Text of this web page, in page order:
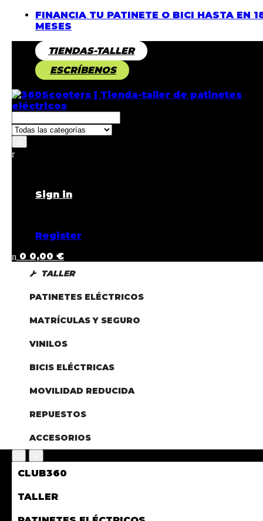
FINANCIA TU PATINETE O BICI HASTA EN
MESES
TIENDAS-TALLER
ESCRÍBENOS
Sign in
Register
0 0,00 €
TALLER
PATINETES ELÉCTRICOS
MATRÍCULAS Y SEGURO
VINILOS
BICIS ELÉCTRICAS
MOVILIDAD REDUCIDA
REPUESTOS
ACCESORIOS
CLUB360
TALLER